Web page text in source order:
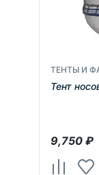
ТЕНТЫ И
Тент
9,750₽